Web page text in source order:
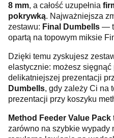
8 mm, a całość uzupełnia
pokrywką. Najważniejsza
zestawu: Final Dumbells —
opartą na topowym miksie
Dzięki temu zyskujesz
elastycznie: możesz sięgnąć
delikatniejszej prezentacji
Dumbells, gdy zależy Ci na
prezentacji przy koszyku
Method Feeder Value Pack
zarówno na szybkie wypady